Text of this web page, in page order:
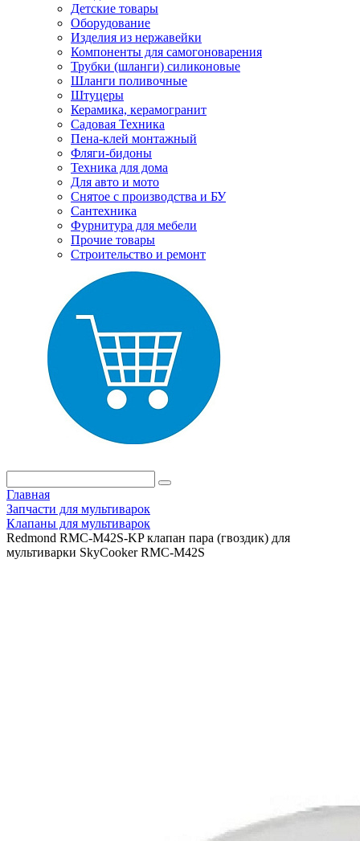
Детские товары
Оборудование
Изделия из нержавейки
Компоненты для самогоноварения
Трубки (шланги) силиконовые
Шланги поливочные
Штуцеры
Керамика, керамогранит
Садовая Техника
Пена-клей монтажный
Фляги-бидоны
Техника для дома
Для авто и мото
Снятое с производства и БУ
Сантехника
Фурнитура для мебели
Прочие товары
Строительство и ремонт
Главная
Запчасти для мультиварок
Клапаны для мультиварок
Redmond RMC-M42S-KP клапан пара (гвоздик) для
мультиварки SkyCooker RMC-M42S